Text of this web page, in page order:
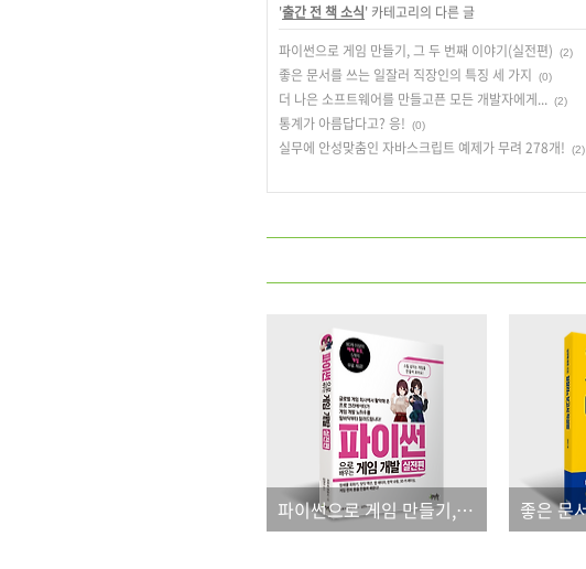
'출간 전 책 소식' 카테고리의 다른 글
파이썬으로 게임 만들기, 그 두 번째 이야기(실전편)
(2)
좋은 문서를 쓰는 일잘러 직장인의 특징 세 가지 (0)
더 나은 소프트웨어를 만들고픈 모든 개발자에게... (2)
통계가 아름답다고? 응! (0)
실무에 안성맞춤인 자바스크립트 예제가 무려 278개! (2)
파이썬으로 게임 만들기, 그 두 번째 이야기(실전편)